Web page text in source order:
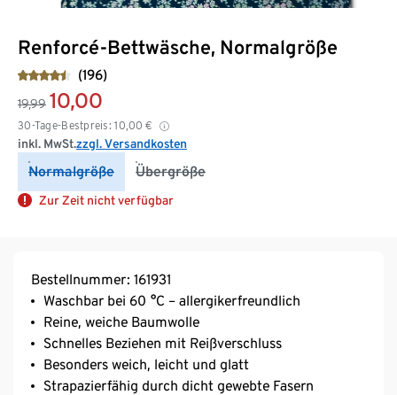
Renforcé-Bettwäsche, Normalgröße
(196)
19,99 10,00
30-Tage-Bestpreis: 10,00 €
inkl. MwSt.zzgl. Versandkosten
Normalgröße Übergröße
Zur Zeit nicht verfügbar
Bestellnummer: 161931
Waschbar bei 60 °C – allergikerfreundlich
Reine, weiche Baumwolle
Schnelles Beziehen mit Reißverschluss
Besonders weich, leicht und glatt
Strapazierfähig durch dicht gewebte Fasern